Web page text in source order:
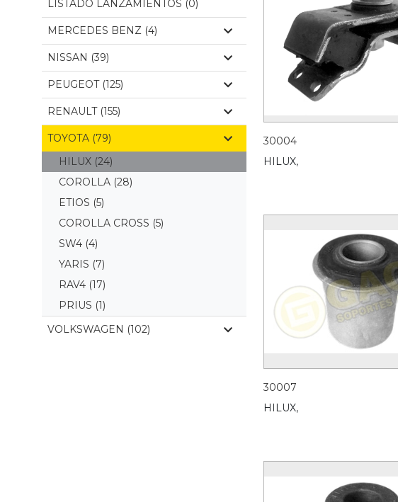
LISTADO LANZAMIENTOS (0)
MERCEDES BENZ (4)
NISSAN (39)
PEUGEOT (125)
RENAULT (155)
TOYOTA (79)
HILUX (24)
COROLLA (28)
ETIOS (5)
COROLLA CROSS (5)
SW4 (4)
YARIS (7)
RAV4 (17)
PRIUS (1)
VOLKSWAGEN (102)
30004
HILUX,
30007
HILUX,